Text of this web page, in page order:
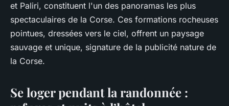
et Paliri, constituent l'un des panoramas les plus
spectaculaires de la Corse. Ces formations rocheuses
pointues, dressées vers le ciel, offrent un paysage
sauvage et unique, signature de la publicité nature de
la Corse.
Se loger pendant la randonnée :